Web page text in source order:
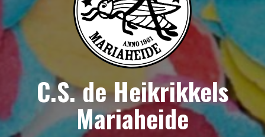
C.S. de Heikrikkels
Mariaheide